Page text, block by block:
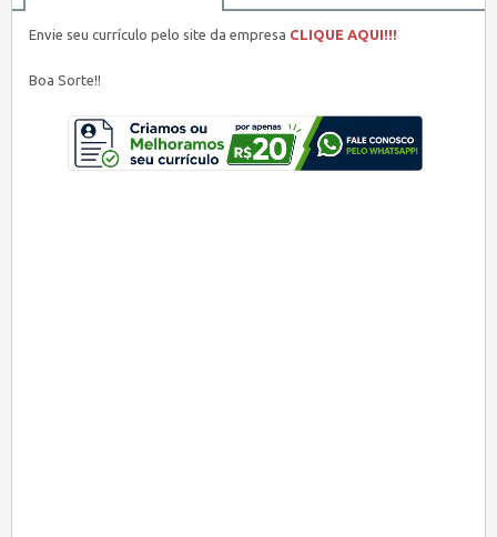
Envie seu currículo pelo site da empresa CLIQUE AQUI!!!
Boa Sorte!!